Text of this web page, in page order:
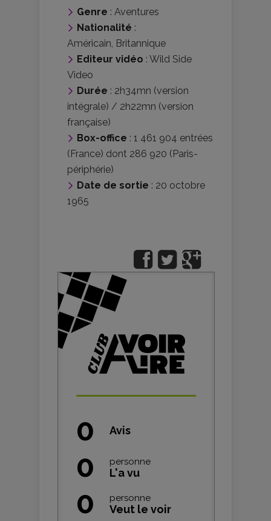
Genre : Aventures
Nationalité :
Américain Britannique
Editeur vidéo : Wild Side
Video
Durée : 2h34mn (version
intégrale) / 2h22mn (version
française)
Box-office : 1 461 904 entrées
(France) dont 286 920 (Paris-
périphérie)
Date de sortie : 20 octobre
1965
0 Avis
0 personne
L'a vu
0 personne
Veut le voir